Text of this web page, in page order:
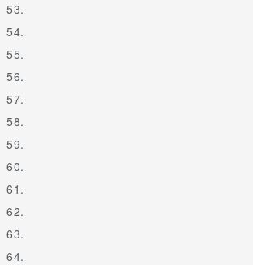
53.
54.
55.
56.
57.
58.
59.
60.
61.
62.
63.
64.